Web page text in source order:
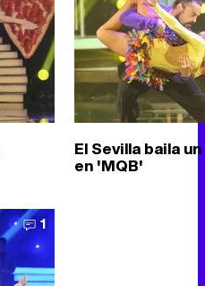
El Sevilla baila
en 'MQB'
1